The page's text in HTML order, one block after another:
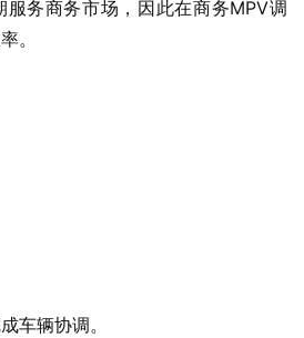
务商务市场，因此在商务MPV调
。
车辆协调。